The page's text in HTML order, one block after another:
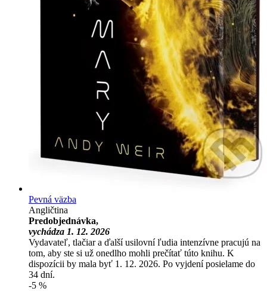
Pevná väzba
Angličtina
Predobjednávka,
vychádza 1. 12. 2026
Vydavateľ, tlačiar a ďalší usilovní ľudia intenzívne pracujú na
tom, aby ste si už onedlho mohli prečítať túto knihu. K
dispozícii by mala byť 1. 12. 2026. Po vyjdení posielame do
34 dní.
-5 %